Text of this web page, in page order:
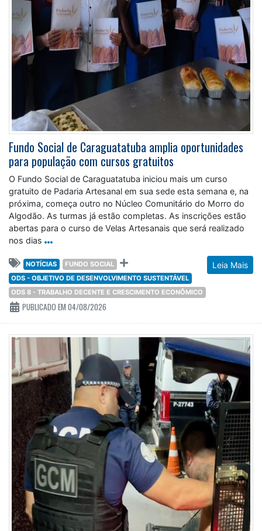
Fundo Social de Caraguatatuba amplia oportunidades
para população com cursos gratuitos
O Fundo Social de Caraguatatuba iniciou mais um curso
gratuito de Padaria Artesanal em sua sede esta semana e, na
próxima, começa outro no Núcleo Comunitário do Morro do
Algodão. As turmas já estão completas. As inscrições estão
abertas para o curso de Velas Artesanais que será realizado
nos dias
Leia Mais
NOTÍCIAS
FUNDO SOCIAL
ODS - OBJETIVO DE DESENVOLVIMENTO SUSTENTÁVEL
ODS 8 - TRABALHO DECENTE E CRESCIMENTO ECONÔMICO
PUBLICADO EM 04/08/2026